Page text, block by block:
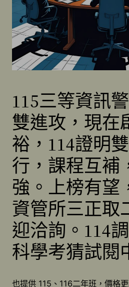
115三等資訊
雙進攻，現在
裕，114證明
行，課程互補
強。上榜有望
資管所三正取
迎洽詢。114
科學考猜試閱
也提供 115、116二年班，價格